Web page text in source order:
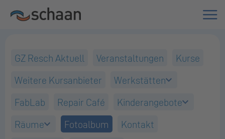
GZ Resch Aktuell Veranstaltungen
Kurse
Weitere Kursanbieter
Werkstätten
FabLab
Repair Café
Kinderangebote
Räume
Fotoalbum
Kontakt